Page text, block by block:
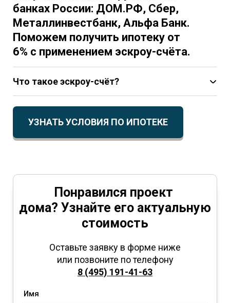
банках России: ДОМ.РФ, Сбер,
Металлинвестбанк, Альфа Банк.
Поможем получить ипотеку от
6% с применением эскроу-счёта.
Что такое эскроу-счёт?
УЗНАТЬ УСЛОВИЯ ПО ИПОТЕКЕ
Понравился проект
дома? Узнайте его актуальную
стоимость
Оставьте заявку в форме ниже
или позвоните по телефону
8 (495) 191-41-63
Имя